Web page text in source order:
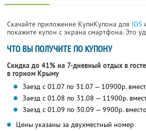
Скачайте приложение КупиКупона для IOS
покажите купон с экрана смартфона. Это
ЧТО ВЫ ПОЛУЧИТЕ ПО КУПОНУ
Скидка до 41% на 7-дневный отдых в
в горном Крыму
Заезд с 01.07 по 31.07 — 10900р.
Заезд с 01.08 по 31.08 — 11900р.
Заезд с 01.09 по 30.09 — 9900р.
Цены указаны за двухместный номер